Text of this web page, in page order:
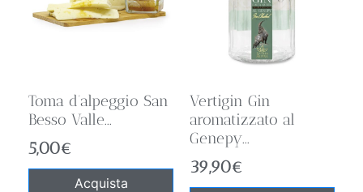
Toma d’alpeggio San
Besso Valle...
5,00€
Acquista
Vertigin Gin
aromatizzato al
Genepy...
39,90€